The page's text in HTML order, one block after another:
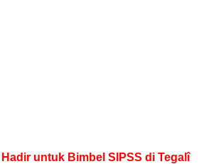
untuk Bimbel SIPSS di Tegalî